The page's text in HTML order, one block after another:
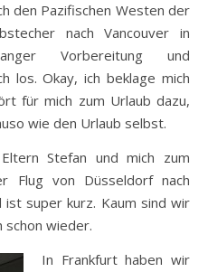
den Pazifischen Westen der
nach Vancouver in
Vorbereitung und
los. Okay, ich beklage mich
für mich zum Urlaub dazu,
wie den Urlaub selbst.
Stefan und mich zum
Flug von Düsseldorf nach
super kurz. Kaum sind wir
schon wieder.
In Frankfurt haben wir